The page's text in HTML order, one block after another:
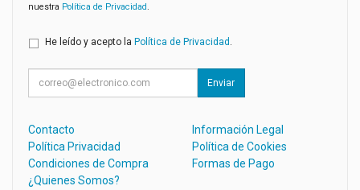
nuestra Política de Privacidad.
He leído y acepto la Política de Privacidad .
Enviar
Contacto
Información Legal
Política Privacidad
Política de Cookies
Condiciones de Compra
Formas de Pago
¿Quienes Somos?